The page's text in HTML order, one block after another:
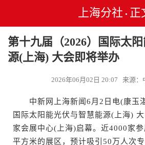
上海分社 • 正
第十九届（2026）国际太
源(上海) 大会即将举办
2026年06月02日 20:07 来源：
中新网上海新闻6月2日电(康玉
国际太阳能光伏与智慧能源(上海)
家会展中心(上海)启幕。近4000家
平方米的展区，预计吸引50万人次专